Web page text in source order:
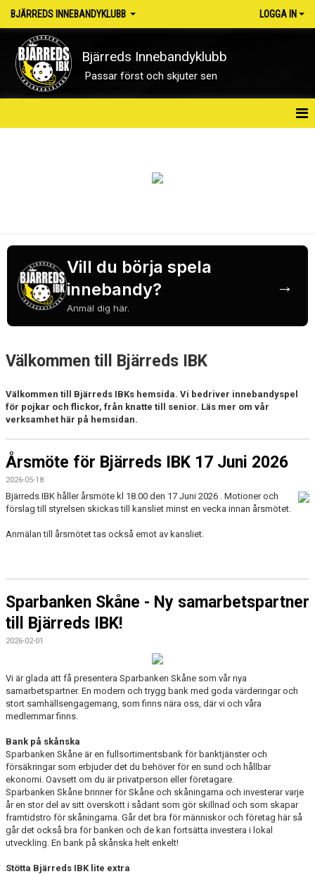
BJÄRREDS INNEBANDYKLUBB LOGGA IN
Bjärreds Innebandyklubb
Passar först och skjuter sen
KALENDER
MATCHER
MEDLEM
DOKUMENT
FÖR LEDARE
BIBK WEBSHOP
Vill du börja spela
innebandy?
Anmäl dig här.
→
Välkommen till Bjärreds IBK
Välkommen till Bjärreds IBKs hemsida. Vi bedriver innebandyspel
för pojkar och flickor, från knatte till senior. Läs mer om vår
verksamhet här på hemsidan.
Årsmöte för Bjärreds IBK 17 Juni 2026
2026-05-18
Bjärreds IBK håller årsmöte kl 18.00 den 17 Juni 2026 . Motioner och
förslag till styrelsen skickas till kansliet minst en vecka innan årsmötet.
Anmälan till årsmötet tas också emot av kansliet.
Sparbanken Skåne - Ny samarbetspartner
till Bjärreds IBK!
2026-02-01
Vi är glada att få presentera Sparbanken Skåne som vår nya
samarbetspartner. En modern och trygg bank med goda värderingar och
stort samhällsengagemang, som finns nära oss, där vi och våra
medlemmar finns.
Bank på skånska
Sparbanken Skåne är en fullsortimentsbank för banktjänster och
försäkringar som erbjuder det du behöver för en sund och hållbar
ekonomi. Oavsett om du är privatperson eller företagare.
Sparbanken Skåne brinner för Skåne och skåningarna och investerar varje
år en stor del av sitt överskott i sådant som gör skillnad och som skapar
framtidstro för skåningarna. Går det bra för människor och företag här så
går det också bra för banken och de kan fortsätta investera i lokal
utveckling. En bank på skånska helt enkelt!
Stötta Bjärreds IBK lite extra